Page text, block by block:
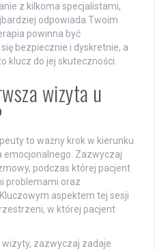
z kilkoma specjalistami,
odpowiada Twoim
powinna być
bezpiecznie i dyskretnie, a
klucz do jej skuteczności.
wizyta u
to ważny krok w kierunku
emocjonalnego. Zazwyczaj
podczas której pacjent
problemami oraz
aspektem tej sesji
w której pacjent
zazwyczaj zadaje